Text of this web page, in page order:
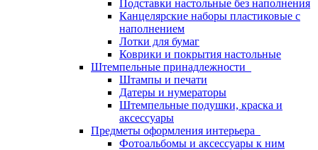
Подставки настольные без наполнения
Канцелярские наборы пластиковые с
наполнением
Лотки для бумаг
Коврики и покрытия настольные
Штемпельные принадлежности
Штампы и печати
Датеры и нумераторы
Штемпельные подушки, краска и
аксессуары
Предметы оформления интерьера
Фотоальбомы и аксессуары к ним